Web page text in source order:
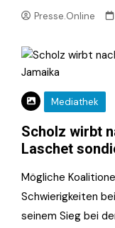
Presse.Online
Mediathek
Scholz wirbt
Laschet
Mögliche
Schwierigkeiten
seinem Sieg bei